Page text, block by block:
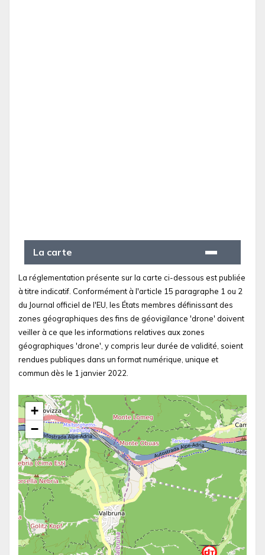
La carte
La réglementation présente sur la carte ci-dessous est publiée
à titre indicatif. Conformément à l'article 15 paragraphe 1 ou 2
du Journal officiel de l'EU, les États membres définissant des
zones géographiques des fins de géovigilance 'drone' doivent
veiller à ce que les informations relatives aux zones
géographiques 'drone', y compris leur durée de validité, soient
rendues publiques dans un format numérique, unique et
commun dès le 1 janvier 2022.